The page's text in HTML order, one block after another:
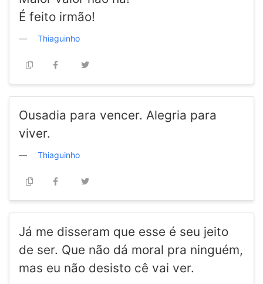
É feito irmão!
Thiaguinho
Ousadia para vencer. Alegria para
viver.
Thiaguinho
Já me disseram que esse é seu jeito
de ser. Que não dá moral pra ninguém,
mas eu não desisto cê vai ver.